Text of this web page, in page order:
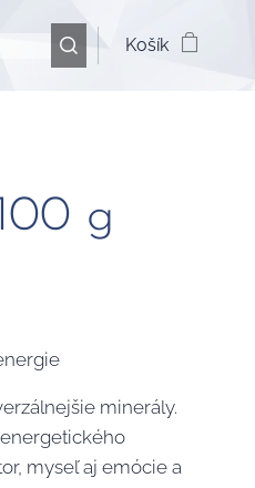
Košík
g
minerály.
myseľ aj emócie a